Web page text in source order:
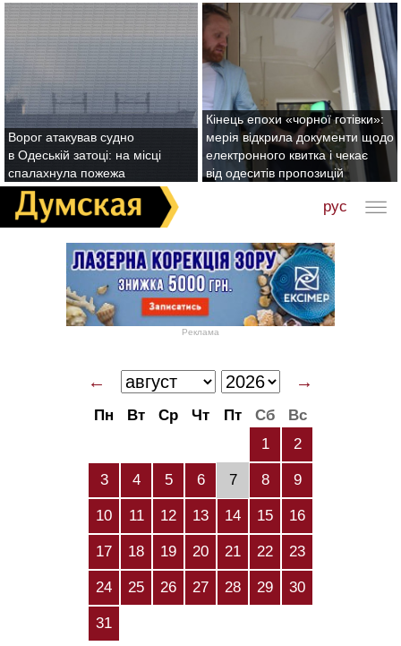
Ворог атакував судно
в Одеській затоці: на місці
спалахнула пожежа
Кінець епохи «чорної готівки»:
мерія відкрила документи щодо
електронного квитка і чекає
від одеситів пропозицій
рус
Реклама
← →
Пн Вт Ср Чт Пт Сб
Вс
1
2
3 4 5 6 7 8 9
10 11 12 13 14 15 16
17 18 19 20 21 22 23
24 25 26 27 28 29 30
31